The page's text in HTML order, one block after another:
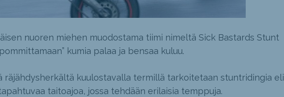
nuoren miehen muodostama tiimi nimeltä Sick Bastards Stunt
kumia palaa ja bensaa kuluu.
räjähdysherkältä kuulostavalla termillä tarkoitetaan stuntridingia eli
taitoajoa, jossa tehdään erilaisia temppuja.